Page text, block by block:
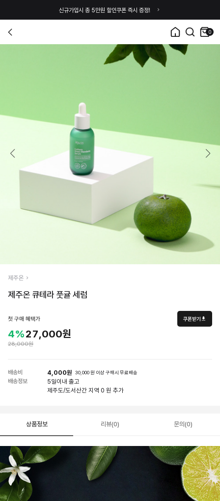
신규가입시 총 5만원 할인쿠폰 즉시 증정!
0
제주온
제주온 큐테라 풋귤 세럼
첫 구매 혜택가 쿠폰받기
4%27,000원
28,000원
배송비 4,000원 30,000 원 이상 구매시 무료배송
배송정보 5일이내 출고
제주도/도서산간 지역 0 원 추가
상품정보 리뷰(0) 문의(0)